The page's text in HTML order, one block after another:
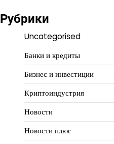
Рубрики
Uncategorised
Банки и кредиты
Бизнес и инвестиции
Криптоиндустрия
Новости
Новости плюс